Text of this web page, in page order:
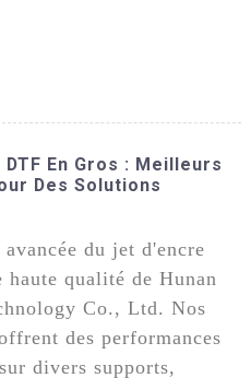
En Gros : Meilleurs
Des Solutions
du jet d'encre
qualité de Hunan
Co., Ltd. Nos
des performances
divers supports,